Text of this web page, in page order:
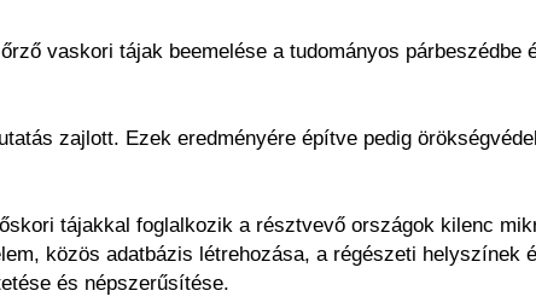
vaskori tájak beemelése a tudományos párbeszédbe
zajlott. Ezek eredményére építve pedig
tájakkal foglalkozik a résztvevő országok kilenc
közös adatbázis létrehozása, a régészeti helyszínek
és népszerűsítése.